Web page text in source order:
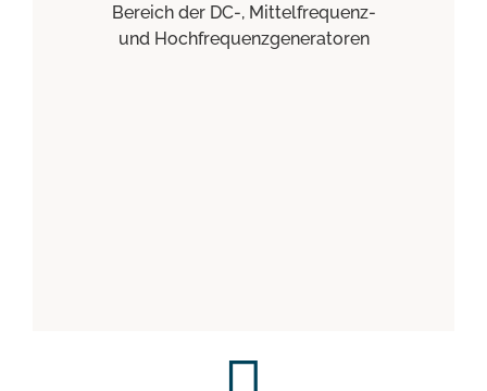
Bereich der DC-, Mittelfrequenz-
und Hochfrequenzgeneratoren